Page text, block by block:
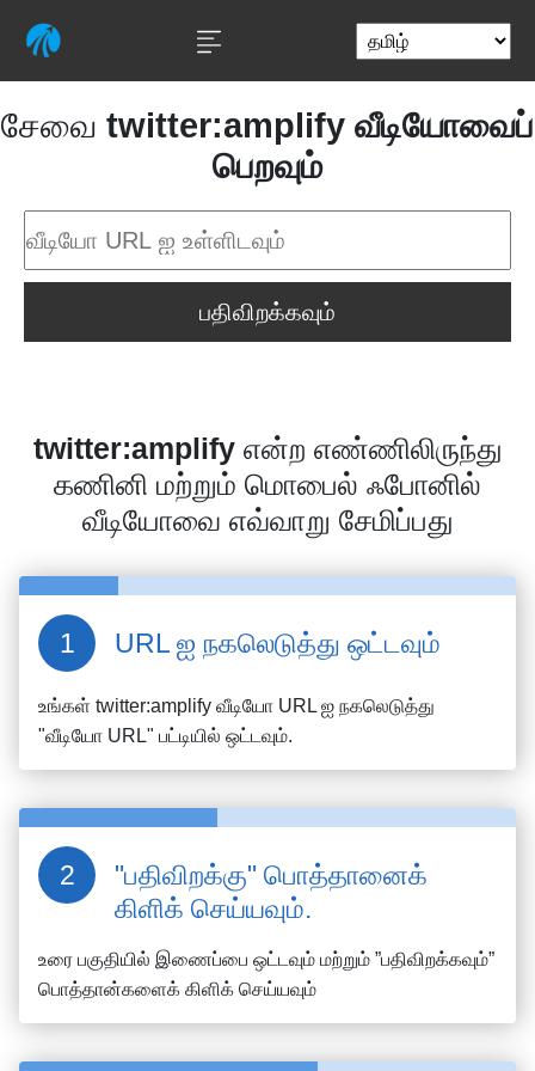
சேவை twitter:amplify வீடியோவைப்
பெறவும்
பதிவிறக்கவும்
twitter:amplifyஎன்ற எண்ணிலிருந்து
கணினி மற்றும் மொபைல் ஃபோனில்
வீடியோவை எவ்வாறு சேமிப்பது
URL ஐ நகலெடுத்து ஒட்டவும்
உங்கள் twitter:amplify வீடியோ URL ஐ நகலெடுத்து
"வீடியோ URL" பட்டியில் ஒட்டவும்.
"பதிவிறக்கு" பொத்தானைக்
கிளிக் செய்யவும்.
உரை பகுதியில் இணைப்பை ஒட்டவும் மற்றும் ”பதிவிறக்கவும்”
பொத்தான்களைக் கிளிக் செய்யவும்